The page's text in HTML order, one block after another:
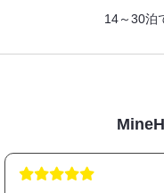
14～30泊